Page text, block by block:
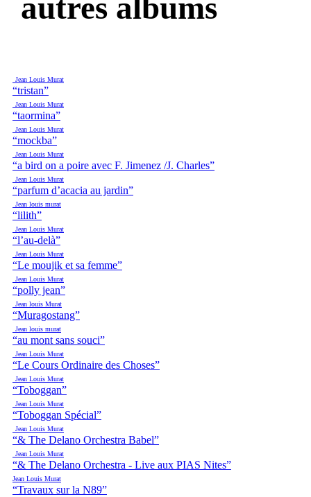
autres albums
Jean Louis Murat
“tristan”
Jean Louis Murat
“taormina”
Jean Louis Murat
“mockba”
Jean Louis Murat
“a bird on a poire avec F. Jimenez /J. Charles”
Jean Louis Murat
“parfum d’acacia au jardin”
Jean louis murat
“lilith”
Jean Louis Murat
“l’au-delà”
Jean Louis Murat
“Le moujik et sa femme”
Jean Louis Murat
“polly jean”
Jean louis Murat
“Muragostang”
Jean louis murat
“au mont sans souci”
Jean Louis Murat
“Le Cours Ordinaire des Choses”
Jean Louis Murat
“Toboggan”
Jean Louis Murat
“Toboggan Spécial”
Jean Louis Murat
“& The Delano Orchestra Babel”
Jean Louis Murat
“& The Delano Orchestra - Live aux PIAS Nites”
Jean Louis Murat
“Travaux sur la N89”